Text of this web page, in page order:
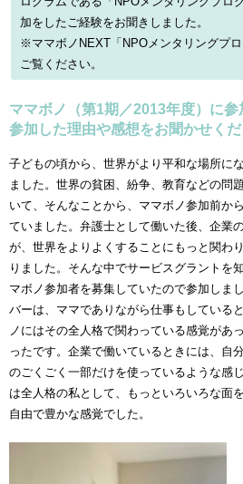
加をしたご経験をお聞きしました。
※ママボノNEXT「NPOメンタリングプ
ご覧ください。
ママボノ（第1期／2013年度）に参
参加した理由や感想をお聞かせくだ
子どもの頃から、世界がより平和な場所に
ました。世界の貧困、紛争、教育などの問
いて、そんなことから、ママボノ参加前か
ていました。弁護士として働いた後、企業
が、世界をよりよくすることにもっと関わ
りました。そんな中でサービスグラントを
マボノ参加者を募集していたので参加しま
バーは、ママでありながら仕事もしている
ノにはその全人格で関わっている感覚があ
ったです。企業で働いているときには、自
のごくごく一部だけを使っているような感
は全人格の私として、もっといろいろな面
自由で豊かな感覚でした。